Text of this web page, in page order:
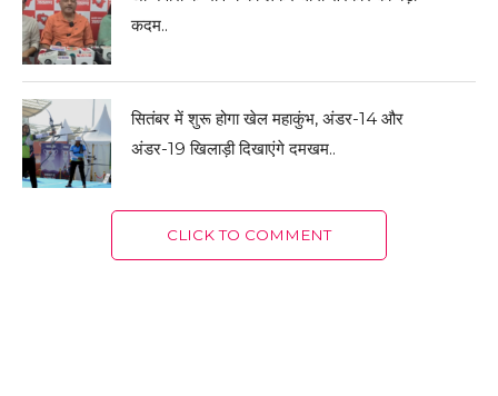
कदम..
सितंबर में शुरू होगा खेल महाकुंभ, अंडर-14 और
अंडर-19 खिलाड़ी दिखाएंगे दमखम..
CLICK TO COMMENT